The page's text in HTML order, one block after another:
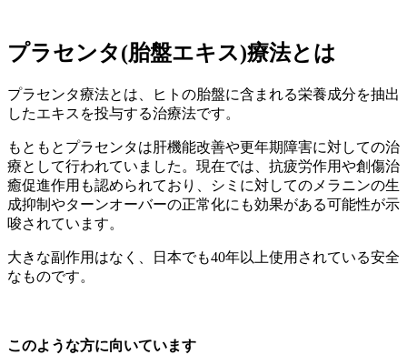
プラセンタ(胎盤エキス)療法とは
プラセンタ療法とは、ヒトの胎盤に含まれる栄養成分を抽出
したエキスを投与する治療法です。
もともとプラセンタは肝機能改善や更年期障害に対しての治
療として行われていました。現在では、抗疲労作用や創傷治
癒促進作用も認められており、シミに対してのメラニンの生
成抑制やターンオーバーの正常化にも効果がある可能性が示
唆されています。
大きな副作用はなく、日本でも40年以上使用されている安全
なものです。
このような方に向いています